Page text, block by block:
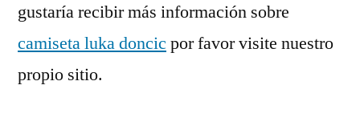
gustaría recibir más información sobre
camiseta luka doncic por favor visite nuestro
propio sitio.